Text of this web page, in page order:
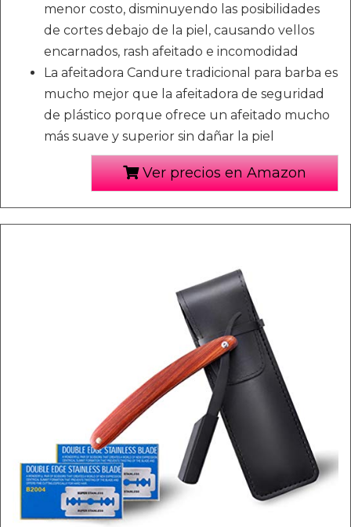
menor costo, disminuyendo las posibilidades
de cortes debajo de la piel, causando vellos
encarnados, rash afeitado e incomodidad
La afeitadora Candure tradicional para barba es
mucho mejor que la afeitadora de seguridad
de plástico porque ofrece un afeitado mucho
más suave y superior sin dañar la piel
Ver precios en Amazon